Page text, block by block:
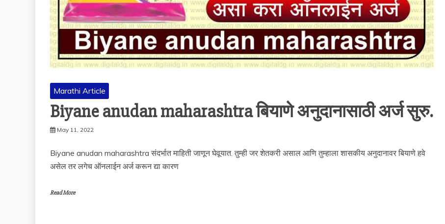
Marathi Article
Biyane anudan maharashtra बियाणे अनुदानासाठी अर्ज सुरु.
May 11, 2022
Biyane anudan maharashtra संदर्भात माहिती जाणून घेवूयात. तुम्ही जर शेतकरी असाल आणि तुम्हाला शासकीय अनुदानावर बियाणे हवे
असेल तर लगेच ऑनलाईन अर्ज करून द्या कारण
Read More